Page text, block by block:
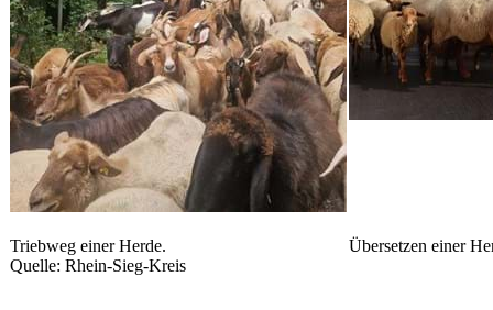
Triebweg einer Herde.
Quelle: Rhein-Sieg-Kreis
Übersetzen einer